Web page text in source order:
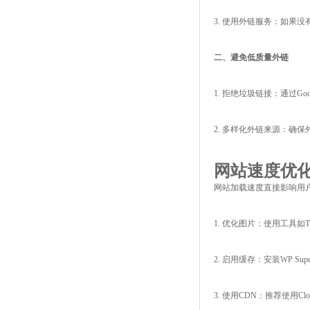
3. 使用外链服务：如果没
二、避免低质量外链
1. 拒绝垃圾链接：通过
2. 多样化外链来源：确保
网站速度优
网站加载速度直接影响用
1. 优化图片：使用工具如
2. 启用缓存：安装WP
3. 使用CDN：推荐使用